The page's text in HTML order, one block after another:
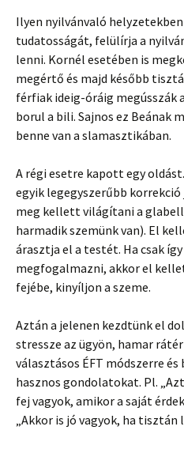
Ilyen nyilvánvaló
tudatosságát, felülírja a
lenni. Kornél esetében is
megértő és majd később
férfiak ideig-óráig megússzák
borul a bili. Sajnos ez Beának
benne van a slamasztikában.
A régi esetre kapott egy
egyik legegyszerűbb
meg kellett világítani a
harmadik szemünk van). El
árasztja el a testét. Ha csak
megfogalmazni, akkor el
fejébe, kinyíljon a szeme.
Aztán a jelenen kezdtünk el
stressze az ügyön, hamar
választásos ÉFT módszerre
hasznos gondolatokat. Pl.
fej vagyok, amikor a saját
„Akkor is jó vagyok, ha tisztán